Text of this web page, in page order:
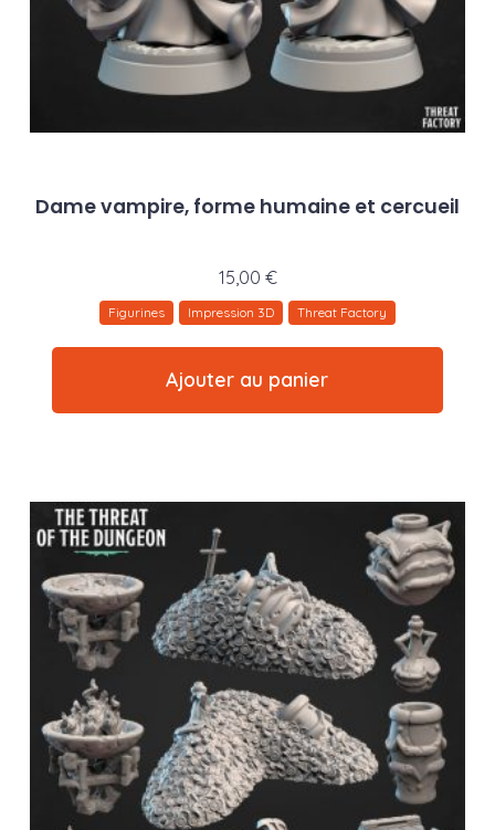
Dame vampire, forme humaine et cercueil
15,00 €
Figurines Impression 3D Threat Factory
Ajouter au panier